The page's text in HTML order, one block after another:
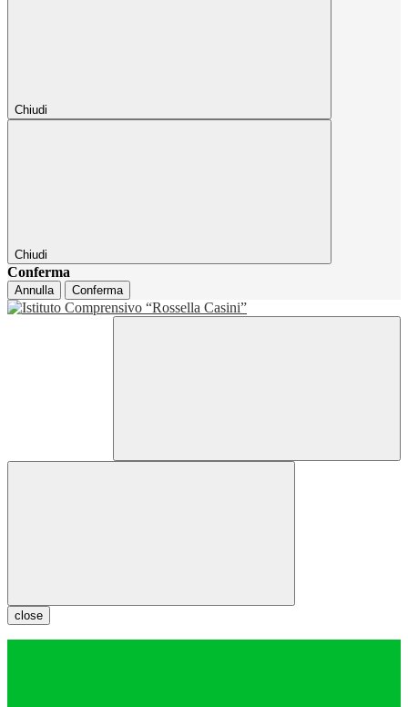
Chiudi
Chiudi
Conferma
Annulla Conferma
close